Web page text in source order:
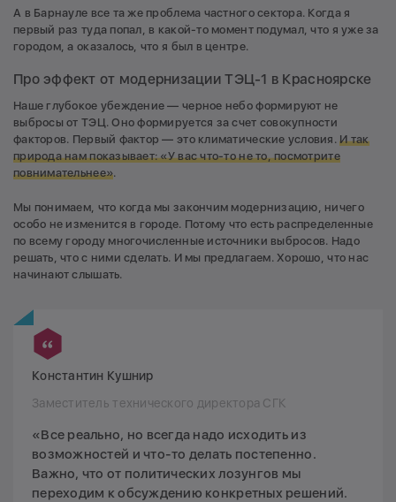
А в Барнауле все та же проблема частного сектора. Когда я
первый раз туда попал, в какой-то момент подумал, что я уже за
городом, а оказалось, что я был в центре.
Про эффект от модернизации ТЭЦ-1 в Красноярске
Наше глубокое убеждение — черное небо формируют не
выбросы от ТЭЦ. Оно формируется за счет совокупности
факторов. Первый фактор — это климатические условия.И так
природа нам показывает: «У вас что-то не то, посмотрите
повнимательнее».
Мы понимаем, что когда мы закончим модернизацию, ничего
особо не изменится в городе. Потому что есть распределенные
по всему городу многочисленные источники выбросов. Надо
решать, что с ними сделать. И мы предлагаем. Хорошо, что нас
начинают слышать.
Константин Кушнир
Заместитель технического директора СГК
«Все реально, но всегда надо исходить из
возможностей и что-то делать постепенно.
Важно, что от политических лозунгов мы
переходим к обсуждению конкретных решений.